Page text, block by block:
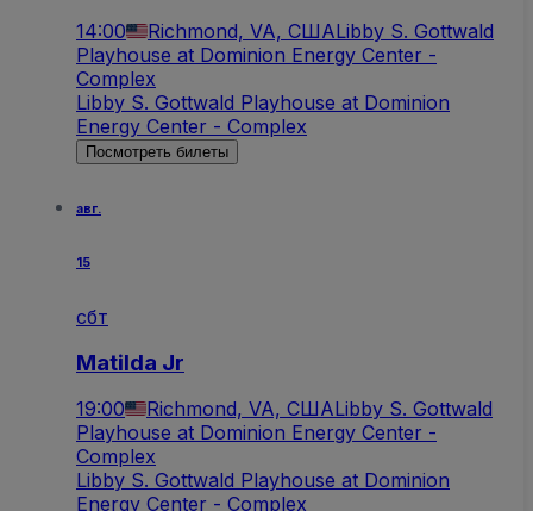
14:00 Richmond, VA, СШАLibby S. Gottwald
Playhouse at Dominion Energy Center -
Complex
Libby S. Gottwald Playhouse at Dominion
Energy Center - Complex
Посмотреть билеты
авг.
15
сбт
Matilda Jr
19:00 Richmond, VA, СШАLibby S. Gottwald
Playhouse at Dominion Energy Center -
Complex
Libby S. Gottwald Playhouse at Dominion
Energy Center - Complex